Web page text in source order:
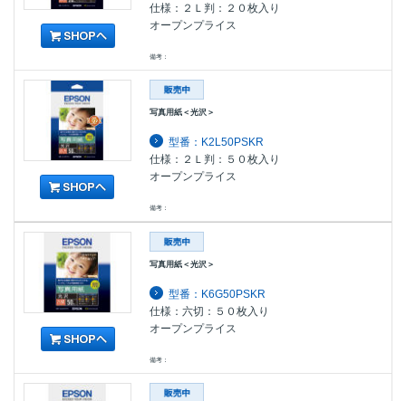
仕様：２Ｌ判：２０枚入り
オープンプライス
備考：
写真用紙＜光沢＞
型番：K2L50PSKR
仕様：２Ｌ判：５０枚入り
オープンプライス
備考：
写真用紙＜光沢＞
型番：K6G50PSKR
仕様：六切：５０枚入り
オープンプライス
備考：